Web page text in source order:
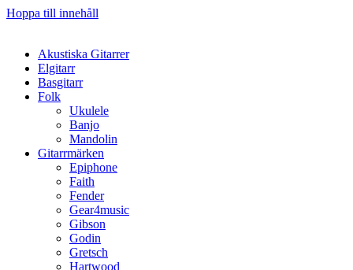
Hoppa till innehåll
Akustiska Gitarrer
Elgitarr
Basgitarr
Folk
Ukulele
Banjo
Mandolin
Gitarrmärken
Epiphone
Faith
Fender
Gear4music
Gibson
Godin
Gretsch
Hartwood